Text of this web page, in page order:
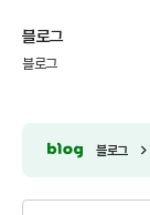
블로그
블로그
블로그